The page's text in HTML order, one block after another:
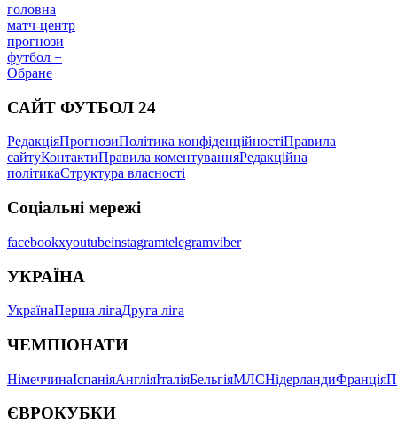
головна
матч-центр
прогнози
футбол +
Обране
САЙТ ФУТБОЛ 24
РедакціяПрогнозиПолітика конфіденційностіПравила
сайтуКонтактиПравила коментуванняРедакційна
політикаСтруктура власності
Соціальні мережі
facebookxyoutubeinstagramtelegramviber
УКРАЇНА
УкраїнаПерша лігаДруга ліга
ЧЕМПІОНАТИ
НімеччинаІспаніяАнгліяІталіяБельгіяМЛСНідерландиФранція
ЄВРОКУБКИ